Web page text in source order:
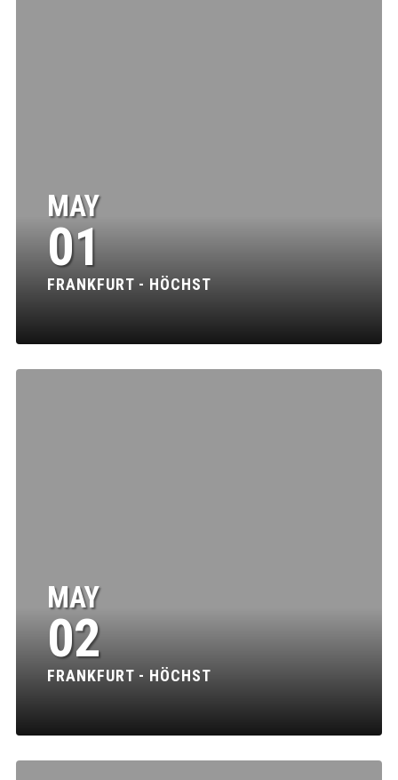
MAY
01
FRANKFURT - HÖCHST
MAY
02
FRANKFURT - HÖCHST